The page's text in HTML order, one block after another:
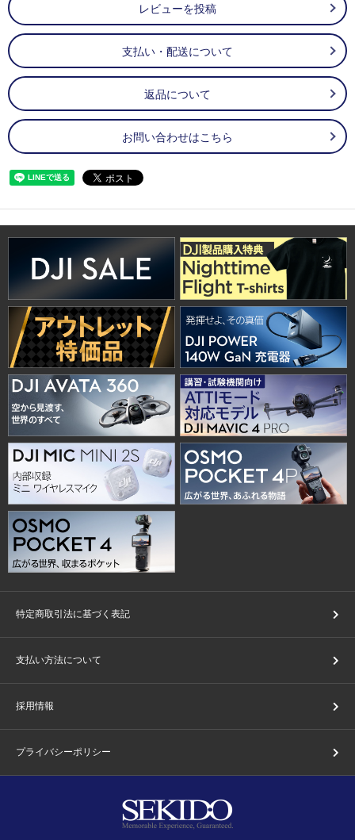
レビューを投稿
支払い・配送について
返品について
お問い合わせはこちら
特定商取引法に基づく表記
支払い方法について
採用情報
プライバシーポリシー